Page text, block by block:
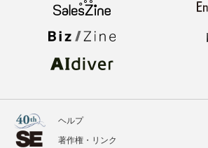
ヘルプ
著作権・リンク